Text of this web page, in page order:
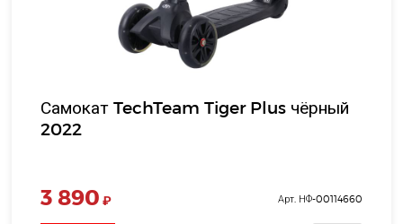
Самокат TechTeam Tiger Plus чёрный
2022
3 890 ₽ Арт. НФ-00114660